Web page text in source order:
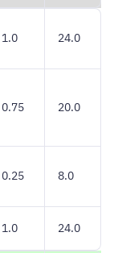
1.0 24.0
0.75 20.0
0.25 8.0
1.0 24.0